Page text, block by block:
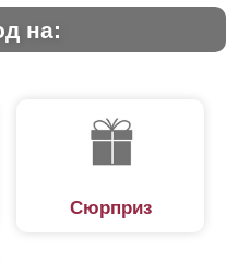
на:
Сюрприз